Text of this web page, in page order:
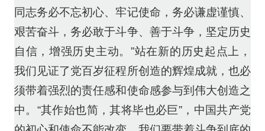
同志务必不忘初心、牢记使命，务必谦虚谨慎、
艰苦奋斗，务必敢于斗争、善于斗争，坚定历史
自信，增强历史主动。”站在新的历史起点上，
我们见证了党百岁征程所创造的辉煌成就，也必
须带着强烈的责任感和使命感参与到伟大创造之
中。“其作始也简，其将毕也必巨”，中国共产党